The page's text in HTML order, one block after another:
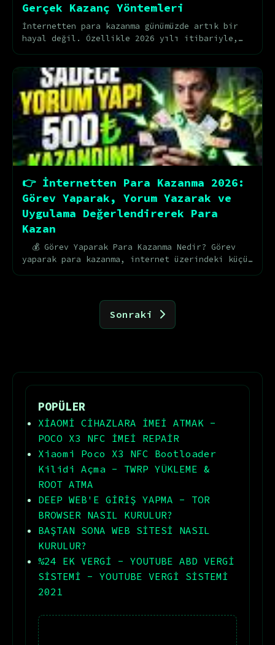
Gerçek Kazanç Yöntemleri
İnternetten para kazanma günümüzde artık bir
hayal değil. Özellikle 2026 yılı itibariyle,
👉 İnternetten Para Kazanma 2026:
Görev Yaparak, Yorum Yazarak ve
Uygulama Değerlendirerek Para
Kazan
💰 Görev Yaparak Para Kazanma Nedir? Görev
yaparak para kazanma, internet üzerindeki küçük
Sonraki
POPÜLER
XİAOMİ CİHAZLARA İMEİ ATMAK -
POCO X3 NFC İMEİ REPAİR
Xiaomi Poco X3 NFC Bootloader
Kilidi Açma - TWRP YÜKLEME &
ROOT ATMA
DEEP WEB'E GİRİŞ YAPMA - TOR
BROWSER NASIL KURULUR?
BAŞTAN SONA WEB SİTESİ NASIL
KURULUR?
%24 EK VERGİ - YOUTUBE ABD VERGİ
SİSTEMİ - YOUTUBE VERGİ SİSTEMİ
2021